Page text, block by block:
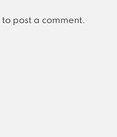
to post a comment.